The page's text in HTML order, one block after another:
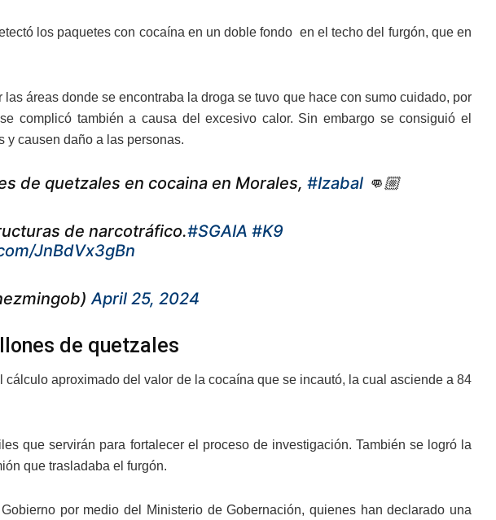
los paquetes con cocaína en un doble fondo en el techo del furgón, que en
áreas donde se encontraba la droga se tuvo que hace con sumo cuidado, por
complicó también a causa del excesivo calor. Sin embargo se consiguió el
y causen daño a las personas.
de quetzales en cocaina en Morales, #Izabal 👊🏼
de narcotráfico.#SGAIA #K9
JnBdVx3gBn
April 25, 2024
de quetzales
aproximado del valor de la cocaína que se incautó, la cual asciende a 84
que servirán para fortalecer el proceso de investigación. También se logró la
que trasladaba el furgón.
por medio del Ministerio de Gobernación, quienes han declarado una